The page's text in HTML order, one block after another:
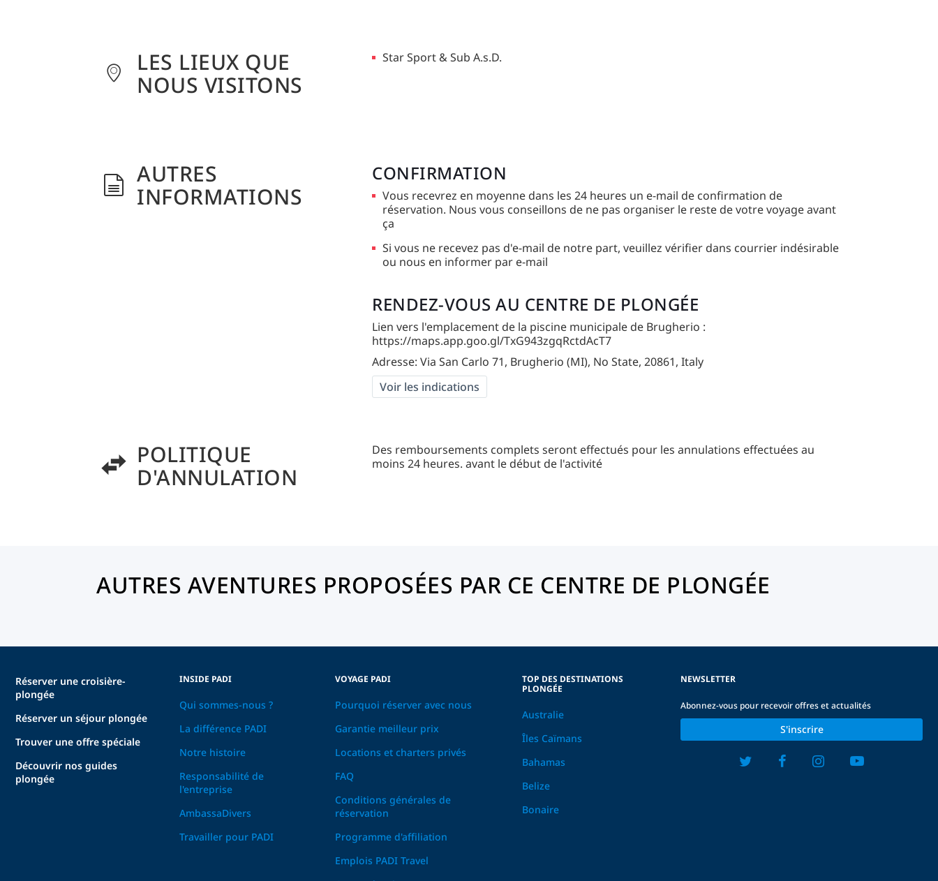
LES LIEUX QUE
NOUS VISITONS
Star Sport & Sub A.s.D.
AUTRES
INFORMATIONS
CONFIRMATION
Vous recevrez en moyenne dans les 24 heures un e-mail de confirmation de
réservation. Nous vous conseillons de ne pas organiser le reste de votre voyage avant
ça
Si vous ne recevez pas d'e-mail de notre part, veuillez vérifier dans courrier indésirable
ou nous en informer par e-mail
RENDEZ-VOUS AU CENTRE DE PLONGÉE
Lien vers l'emplacement de la piscine municipale de Brugherio :
https://maps.app.goo.gl/TxG943zgqRctdAcT7
Adresse: Via San Carlo 71, Brugherio (MI), No State, 20861, Italy
Voir les indications
POLITIQUE
D'ANNULATION
Des remboursements complets seront effectués pour les annulations effectuées au
moins 24 heures. avant le début de l'activité
AUTRES AVENTURES PROPOSÉES PAR CE CENTRE DE PLONGÉE
Réserver une croisière-
plongée
Réserver un séjour plongée
Trouver une offre spéciale
Découvrir nos guides
plongée
INSIDE PADI
Qui sommes-nous ?
La différence PADI
Notre histoire
Responsabilité de
l'entreprise
AmbassaDivers
Travailler pour PADI
VOYAGE PADI
Pourquoi réserver avec nous
Garantie meilleur prix
Locations et charters privés
FAQ
Conditions générales de
réservation
Programme d'affiliation
Emplois PADI Travel
TOP DES DESTINATIONS
PLONGÉE
Australie
Îles Caïmans
Bahamas
Belize
Bonaire
NEWSLETTER
Abonnez-vous pour recevoir offres et actualités
S'inscrire